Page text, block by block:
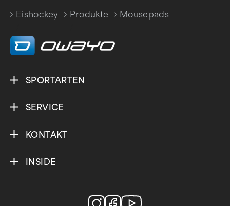
Eishockey
Produkte
Mousepads
SPORTARTEN
SERVICE
KONTAKT
INSIDE